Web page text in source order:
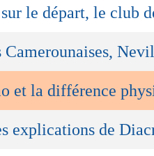
le départ, le club
Camerounaises,
et la différence
explications de